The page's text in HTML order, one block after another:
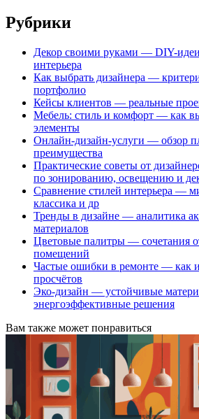
Рубрики
Декор своими руками — DIY-идеи
интерьера
Как выбрать дизайнера —
портфолио
Кейсы клиентов — реальные
Мебель: стиль и комфорт — как
элементы
Онлайн-дизайн-услуги — обзор
преимущества
Практические советы от
по зонированию, освещению и
Сравнение стилей интерьера —
классика и др
Тренды в дизайне — аналитика
материалов
Цветовые палитры — сочетания
помещений
Частые ошибки в ремонте — как
просчётов
Эко-дизайн — устойчивые
энергоэффективные решения
Вам также может понравиться